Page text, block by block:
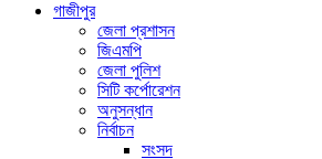
গাজীপুর
জেলা প্রশাসন
জিএমপি
জেলা পুলিশ
সিটি কর্পোরেশন
অনুসন্ধান
নির্বাচন
সংসদ